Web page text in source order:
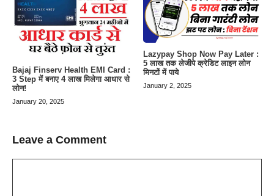
Bajaj Finserv Health EMI Card :
3 Step में बनाए 4 लाख मिलेगा आधार से
लोन!
January 20, 2025
Lazypay Shop Now Pay Later :
5 लाख तक लेजीपे क्रेडिट लाइन लोन
मिनटों में पाये
January 2, 2025
Leave a Comment